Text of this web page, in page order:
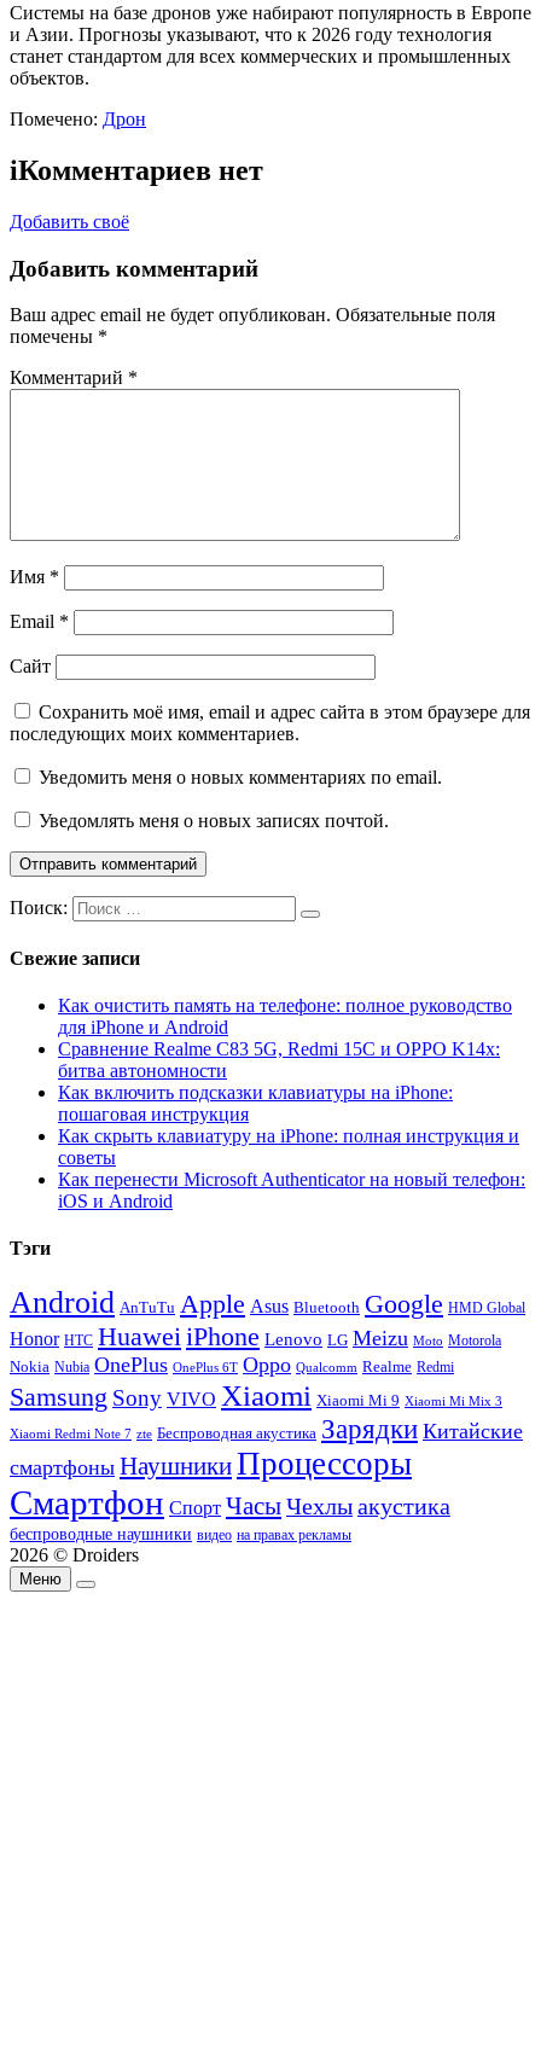
Системы на базе дронов уже набирают популярность в Европе
и Азии. Прогнозы указывают, что к 2026 году технология
станет стандартом для всех коммерческих и промышленных
объектов.
Помечено: Дрон
iКомментариев нет
Добавить своё
Добавить комментарий
Ваш адрес email не будет опубликован. Обязательные поля
помечены *
Комментарий *
Имя *
Email *
Сайт
Сохранить моё имя, email и адрес сайта в этом браузере для
последующих моих комментариев.
Уведомить меня о новых комментариях по email.
Уведомлять меня о новых записях почтой.
Поиск:
Свежие записи
Как очистить память на телефоне: полное руководство
для iPhone и Android
Сравнение Realme C83 5G, Redmi 15C и OPPO K14x:
битва автономности
Как включить подсказки клавиатуры на iPhone:
пошаговая инструкция
Как скрыть клавиатуру на iPhone: полная инструкция и
советы
Как перенести Microsoft Authenticator на новый телефон:
iOS и Android
Тэги
Android AnTuTu Apple Asus Bluetooth Google HMD Global
Honor HTC HuaweiiPhone Lenovo LG Meizu Moto Motorola
Nokia Nubia OnePlus OnePlus 6T Oppo Qualcomm Realme Redmi
Samsung Sony VIVO Xiaomi Xiaomi Mi 9 Xiaomi Mi Mix 3
Xiaomi Redmi Note 7 zte Беспроводная акустика Зарядки Китайские
смартфоны НаушникиПроцессоры
Смартфон Спорт ЧасыЧехлыакустика
беспроводные наушники видео на правах рекламы
2026 © Droiders
Меню